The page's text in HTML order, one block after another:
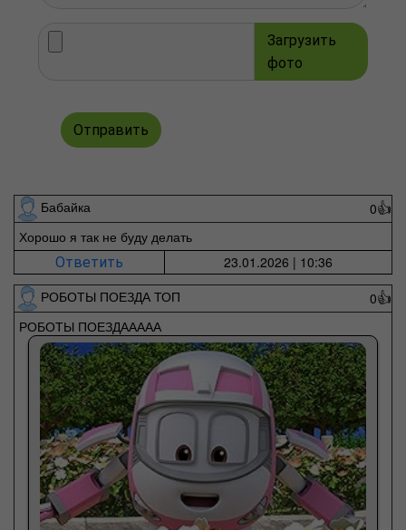
Загрузить
фото
Отправить
Бабайка 0👍
Хорошо я так не буду делать
Ответить
23.01.2026 | 10:36
РОБОТЫ ПОЕЗДА ТОП
0👍
РОБОТЫ ПОЕЗДААААА